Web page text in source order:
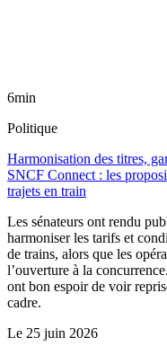
6min
Politique
Harmonisation des titres,
SNCF Connect : les
trajets en train
Les sénateurs ont rendu
harmoniser les tarifs et
de trains, alors que les
l’ouverture à la
ont bon espoir de voir
cadre.
Le 25 juin 2026